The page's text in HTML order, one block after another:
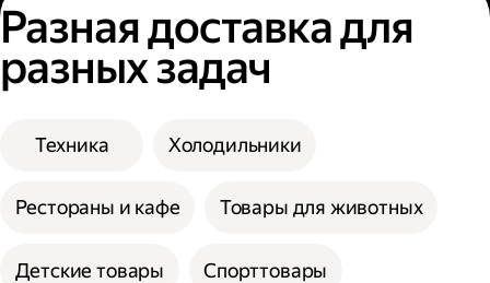
Разная доставка для
разных задач
Техника Холодильники
Рестораны и кафе Товары для животных
Детские товары Спорттовары